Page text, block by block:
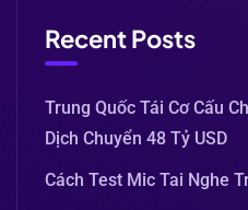
Recent Posts
Trung Quốc Tái Cơ Cấu
Dịch Chuyển 48 Tỷ USD
Cách Test Mic Tai Nghe